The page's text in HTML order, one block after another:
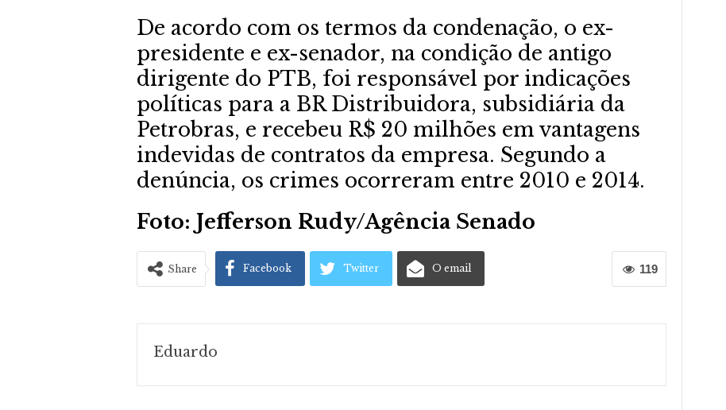
De acordo com os termos da condenação, o ex-
presidente e ex-senador, na condição de antigo
dirigente do PTB, foi responsável por indicações
políticas para a BR Distribuidora, subsidiária da
Petrobras, e recebeu R$ 20 milhões em vantagens
indevidas de contratos da empresa. Segundo a
denúncia, os crimes ocorreram entre 2010 e 2014.
Foto: Jefferson Rudy/Agência Senado
119
Share Facebook Twitter O email
Eduardo